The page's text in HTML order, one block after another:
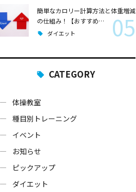
簡単なカロリー計算方法と体重増減
の仕組み！【おすすめ…
ダイエット 05
CATEGORY
体操教室
種目別トレーニング
イベント
お知らせ
ピックアップ
ダイエット